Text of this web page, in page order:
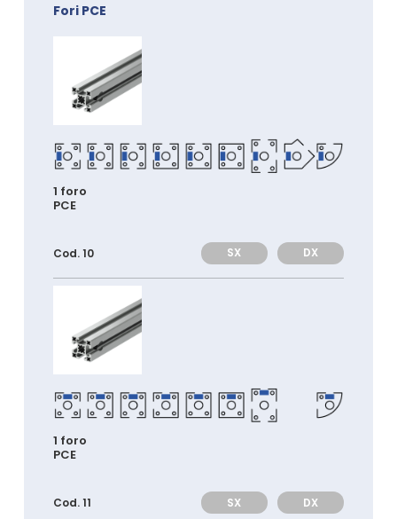
Fori PCE
1 foro
PCE
Cod. 10 SX DX
1 foro
PCE
Cod. 11 SX DX